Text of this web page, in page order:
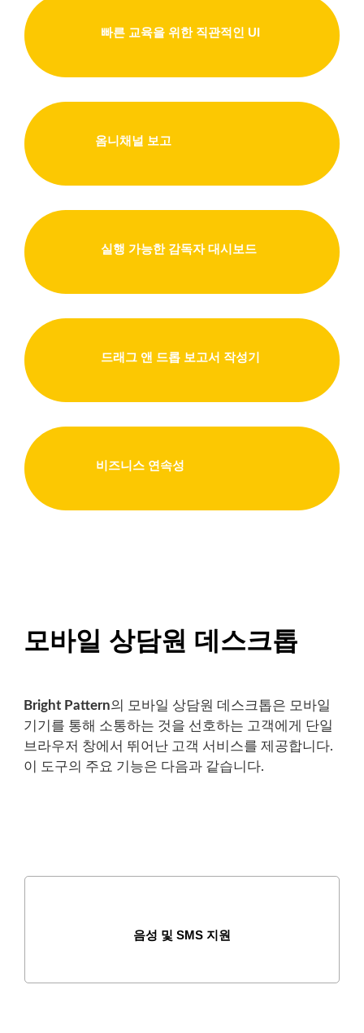
빠른 교육을 위한 직관적인 UI
옴니채널 보고
실행 가능한 감독자 대시보드
드래그 앤 드롭 보고서 작성기
비즈니스 연속성
모바일 상담원 데스크톱
Bright Pattern의 모바일 상담원 데스크톱은 모바일
기기를 통해 소통하는 것을 선호하는 고객에게 단일
브라우저 창에서 뛰어난 고객 서비스를 제공합니다.
이 도구의 주요 기능은 다음과 같습니다.
음성 및 SMS 지원